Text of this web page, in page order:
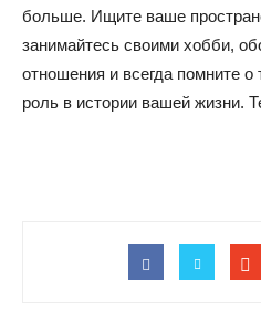
больше. Ищите ваше
занимайтесь своими хобби,
отношения и всегда помните
роль в истории вашей жизни.